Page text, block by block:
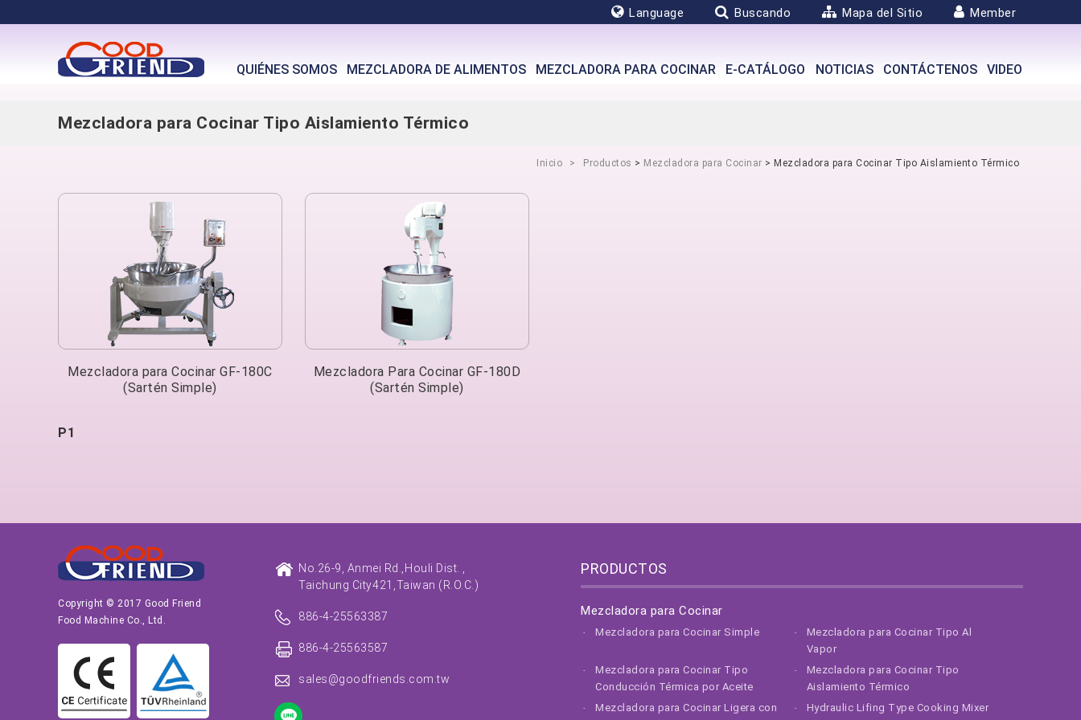
Language Buscando Mapa del Sitio Member
QUIÉNES SOMOS MEZCLADORA DE ALIMENTOS MEZCLADORA PARA COCINAR E-CATÁLOGO NOTICIAS CONTÁCTENOS VIDEO
Mezcladora para Cocinar Tipo Aislamiento Térmico
Inicio Productos > Mezcladora para Cocinar > Mezcladora para Cocinar Tipo Aislamiento Térmico
Mezcladora para Cocinar GF-180C
(Sartén Simple)
Mezcladora Para Cocinar GF-180D
(Sartén Simple)
P1
Copyright © 2017 Good Friend
Food Machine Co., Ltd.
No.26-9, Anmei Rd.,Houli Dist. ,
Taichung City421, Taiwan (R.O.C.)
886-4-25563387
886-4-25563587
sales@goodfriends.com.tw
PRODUCTOS
Mezcladora para Cocinar
Mezcladora para Cocinar Simple
Mezcladora para Cocinar Tipo Al
Vapor
Mezcladora para Cocinar Tipo
Conducción Térmica por Aceite
Mezcladora para Cocinar Tipo
Aislamiento Térmico
Mezcladora para Cocinar Ligera con
Hydraulic Lifing Type Cooking Mixer